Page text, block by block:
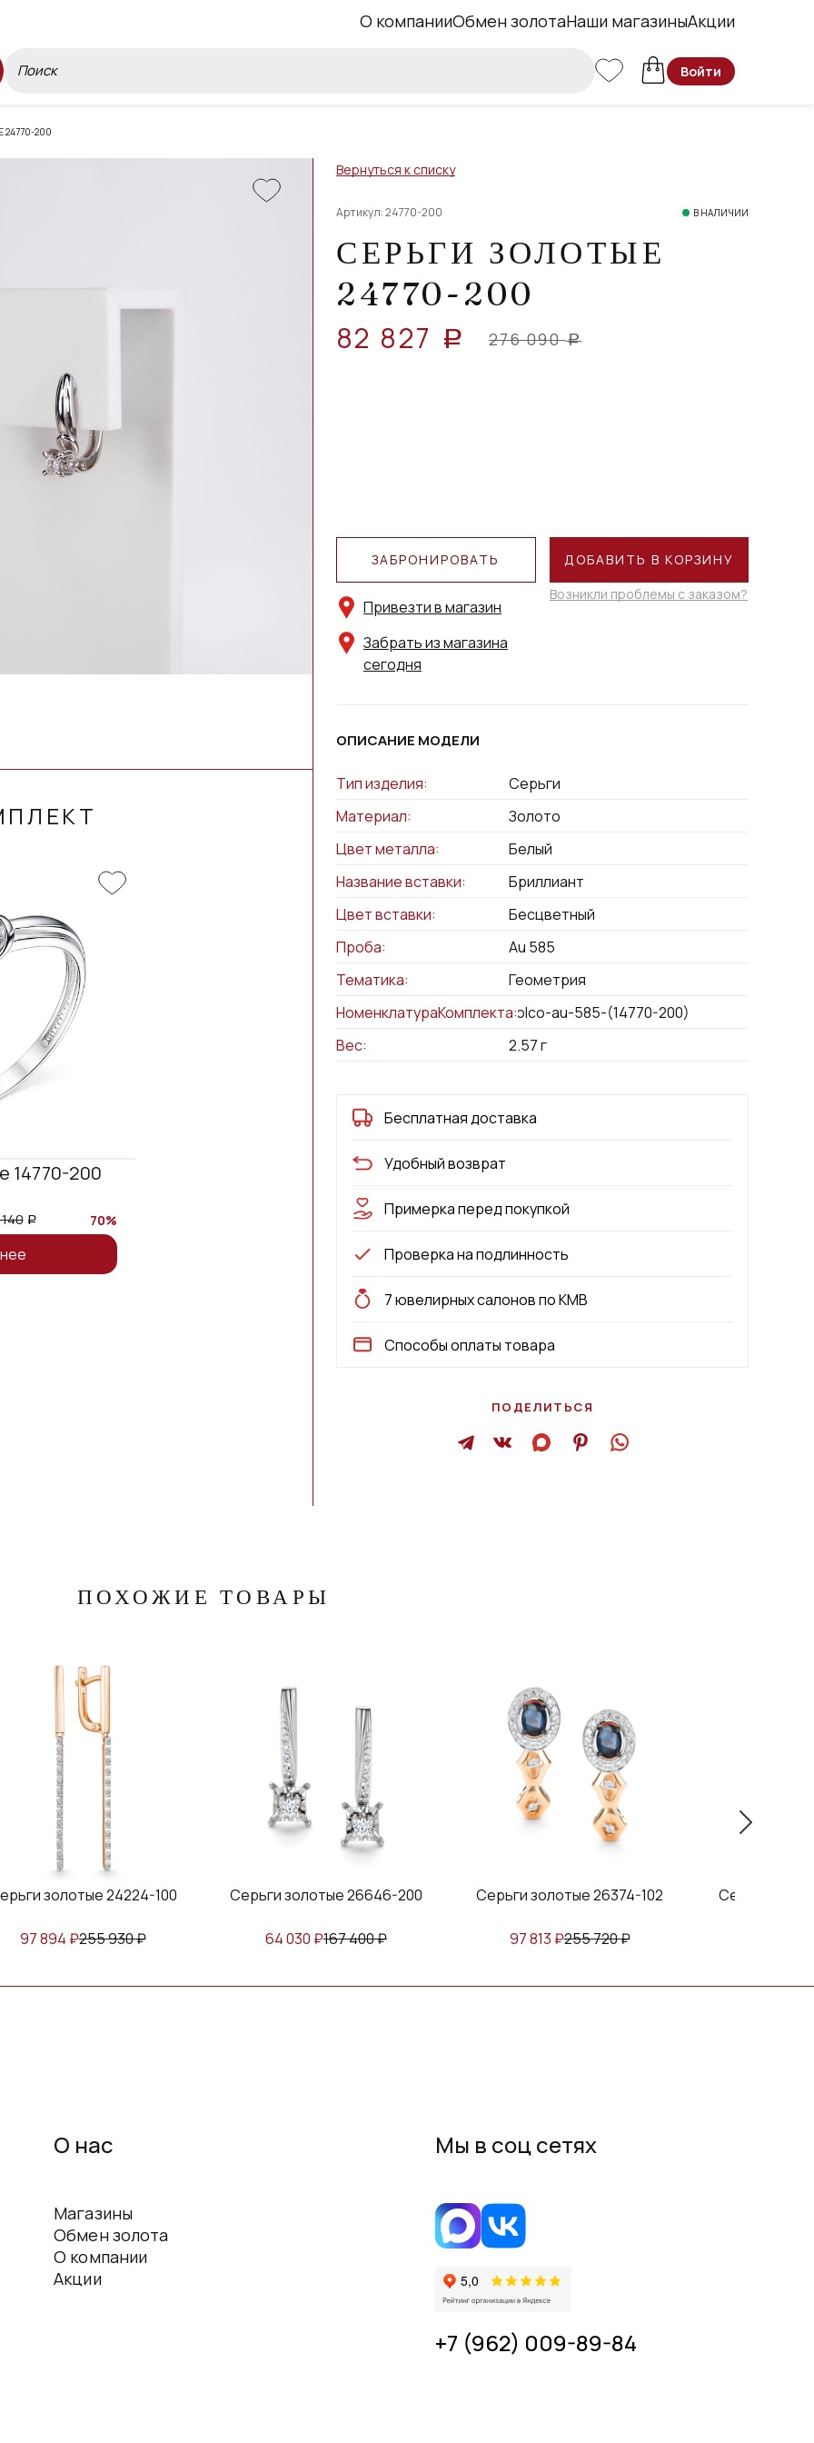
О компанииОбмен золотаНаши магазиныАкции
Войти
200
14770-200
a 70%
Вернуться к списку
Артикул: 24770-200 В НАЛИЧИИ
СЕРЬГИ ЗОЛОТЫЕ
24770-200
82 827 a 276 090 a
ЗАБРОНИРОВАТЬ
Привезти в магазин
Забрать из магазина
сегодня
ДОБАВИТЬ В КОРЗИНУ
Возникли проблемы с заказом?
ОПИСАНИЕ МОДЕЛИ
Тип изделия:
Серьги
Материал:
Золото
Цвет металла:
Белый
Название вставки:
Бриллиант
Цвет вставки:
Бесцветный
Проба:
Au 585
Тематика:
Геометрия
НоменклатураКомплекта:kolco-au-585-(14770-200)
Вес:
2.57г
Бесплатная доставка
Удобный возврат
Примерка перед покупкой
Проверка на подлинность
7 ювелирных салонов по КМВ
Способы оплаты товара
ПОДЕЛИТЬСЯ
ПОХОЖИЕ ТОВАРЫ
золотые 24224-100
97 894 ₽255 930₽
Серьги золотые 26646-200
64 030 ₽167 400₽
Серьги золотые 26374-102
97 813 ₽255 720₽
Серьги
О нас
Магазины
Обмен золота
О компании
Акции
Мы в соц сетях
+7 (962) 009-89-84